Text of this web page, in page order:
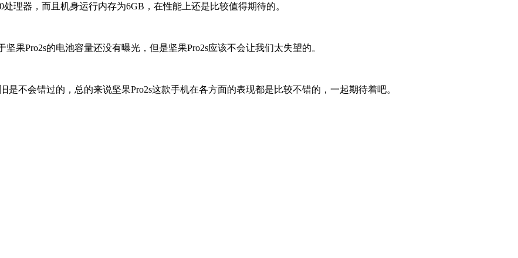
器，而且机身运行内存为6GB，在性能上还是比较值得期待的。
Pro2s的电池容量还没有曝光，但是坚果Pro2s应该不会让我们太失望的。
不会错过的，总的来说坚果Pro2s这款手机在各方面的表现都是比较不错的，一起期待着吧。